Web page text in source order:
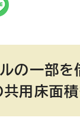
一部を
用床面積